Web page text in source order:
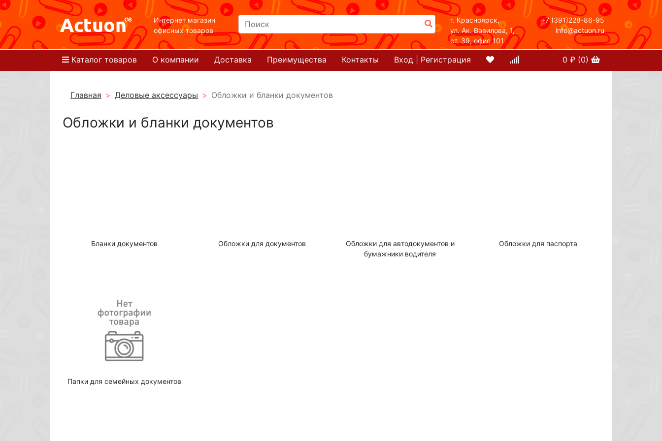
Интернет магазин
офисных товаров
г. Красноярск,
ул. Ак. Вавилова, 1,
ст. 39, офис 101
+7 (391)228-86-95
info@actuon.ru
Каталог товаров О компании Доставка Преимущества Контакты Вход | Регистрация 0 ₽ (0)
Главная Деловые аксессуары Обложки и бланки документов
Обложки и бланки документов
Бланки документов Обложки для документов
Обложки для автодокументов и
бумажники водителя
Обложки для паспорта
Папки для семейных документов